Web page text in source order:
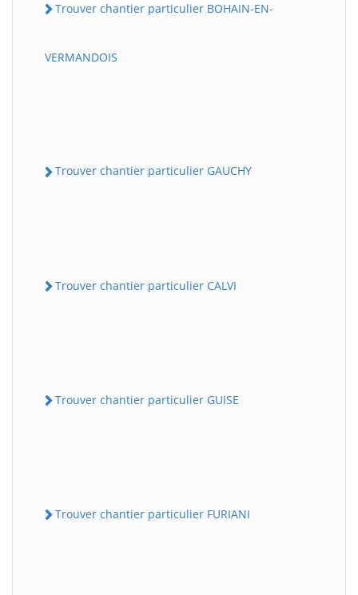
Trouver chantier particulier BOHAIN-EN-
VERMANDOIS
Trouver chantier particulier GAUCHY
Trouver chantier particulier CALVI
Trouver chantier particulier GUISE
Trouver chantier particulier FURIANI